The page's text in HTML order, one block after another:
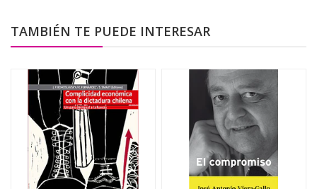
TAMBIÉN TE PUEDE INTERESAR